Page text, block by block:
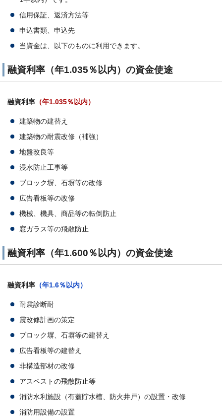
信用保証、返済方法等
申込書類、申込先
当資金は、以下のものに利用できます。
融資利率（年1.035％以内）の資金使途
融資利率 （年1.035％以内）
建築物の建替え
建築物の耐震改修（補強）
地盤改良等
浸水防止工事等
ブロック塀、石塀等の改修
広告看板等の改修
機械、機具、商品等の転倒防止
窓ガラス等の飛散防止
融資利率（年1.600％以内）の資金使途
融資利率 （年1.6％以内）
耐震診断耐
震改修計画の策定
ブロック塀、石塀等の建替え
広告看板等の建替え
非構造部材の改修
アスベストの飛散防止等
消防水利施設（有蓋貯水槽、防火井戸）の設置・改修
消防用設備の設置